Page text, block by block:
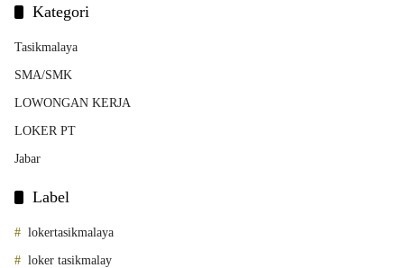
Kategori
Tasikmalaya
SMA/SMK
LOWONGAN KERJA
LOKER PT
Jabar
Label
lokertasikmalaya
loker tasikmalay